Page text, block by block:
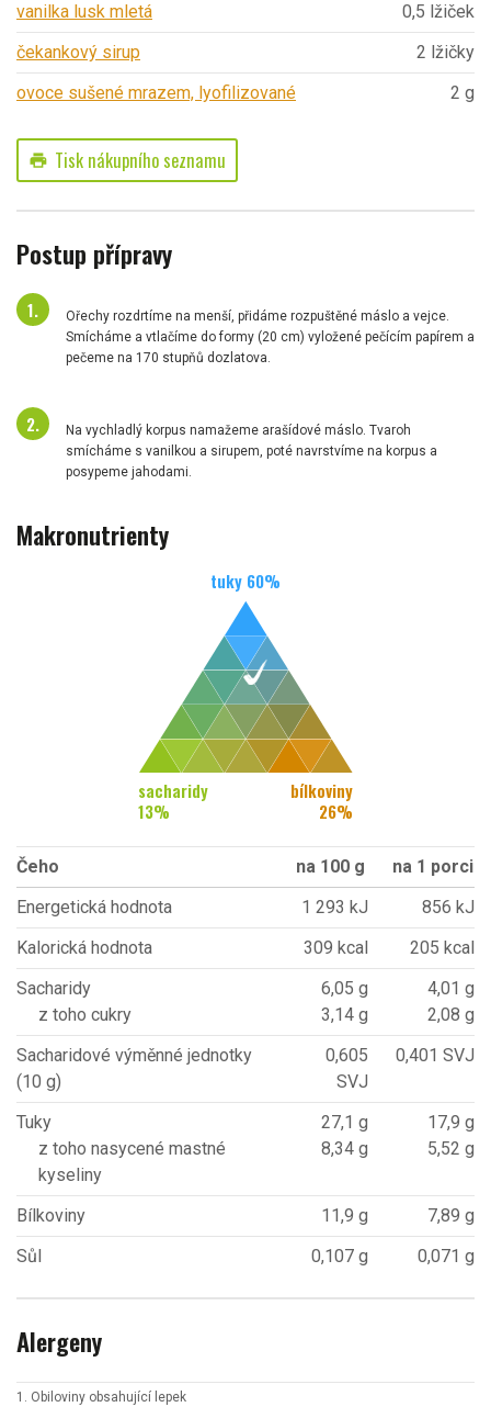
vanilka lusk mletá
0,5 lžiček
čekankový sirup
2 lžičky
ovoce sušené mrazem, lyofilizované
2 g
print Tisk nákupního seznamu
Postup přípravy
Ořechy rozdrtíme na menší, přidáme rozpuštěné máslo a vejce.
Smícháme a vtlačíme do formy (20 cm) vyložené pečícím papírem a
pečeme na 170 stupňů dozlatova.
Na vychladlý korpus namažeme arašídové máslo. Tvaroh
smícháme s vanilkou a sirupem, poté navrstvíme na korpus a
posypeme jahodami.
Makronutrienty
tuky 60%
sacharidy
13%
bílkoviny
26%
Čeho na 100 g
na 1 porci
Energetická hodnota
1 293 kJ
856 kJ
Kalorická hodnota
309 kcal
205 kcal
Sacharidy
z toho cukry
6,05 g
3,14 g
4,01 g
2,08 g
Sacharidové výměnné jednotky
(10 g)
0,605
SVJ
0,401 SVJ
Tuky
z toho nasycené mastné
kyseliny
27,1 g
8,34 g
17,9 g
5,52 g
Bílkoviny 11,9 g
7,89 g
Sůl
0,107 g 0,071 g
Alergeny
1. Obiloviny obsahující lepek